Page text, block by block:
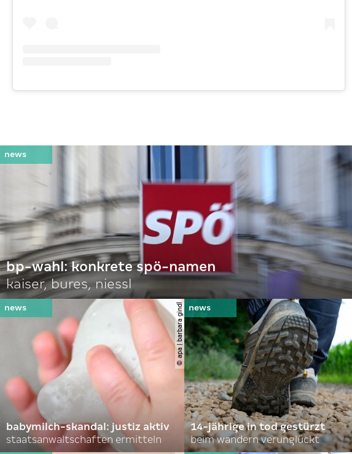
bp-wahl: konkrete spö-namen
kaiser, bures, niessl
© apa | barbara gindl
babymilch-skandal: justiz aktiv
staatsanwaltschaften ermitteln
14-jährige in tod gestürzt
beim wandern verunglückt